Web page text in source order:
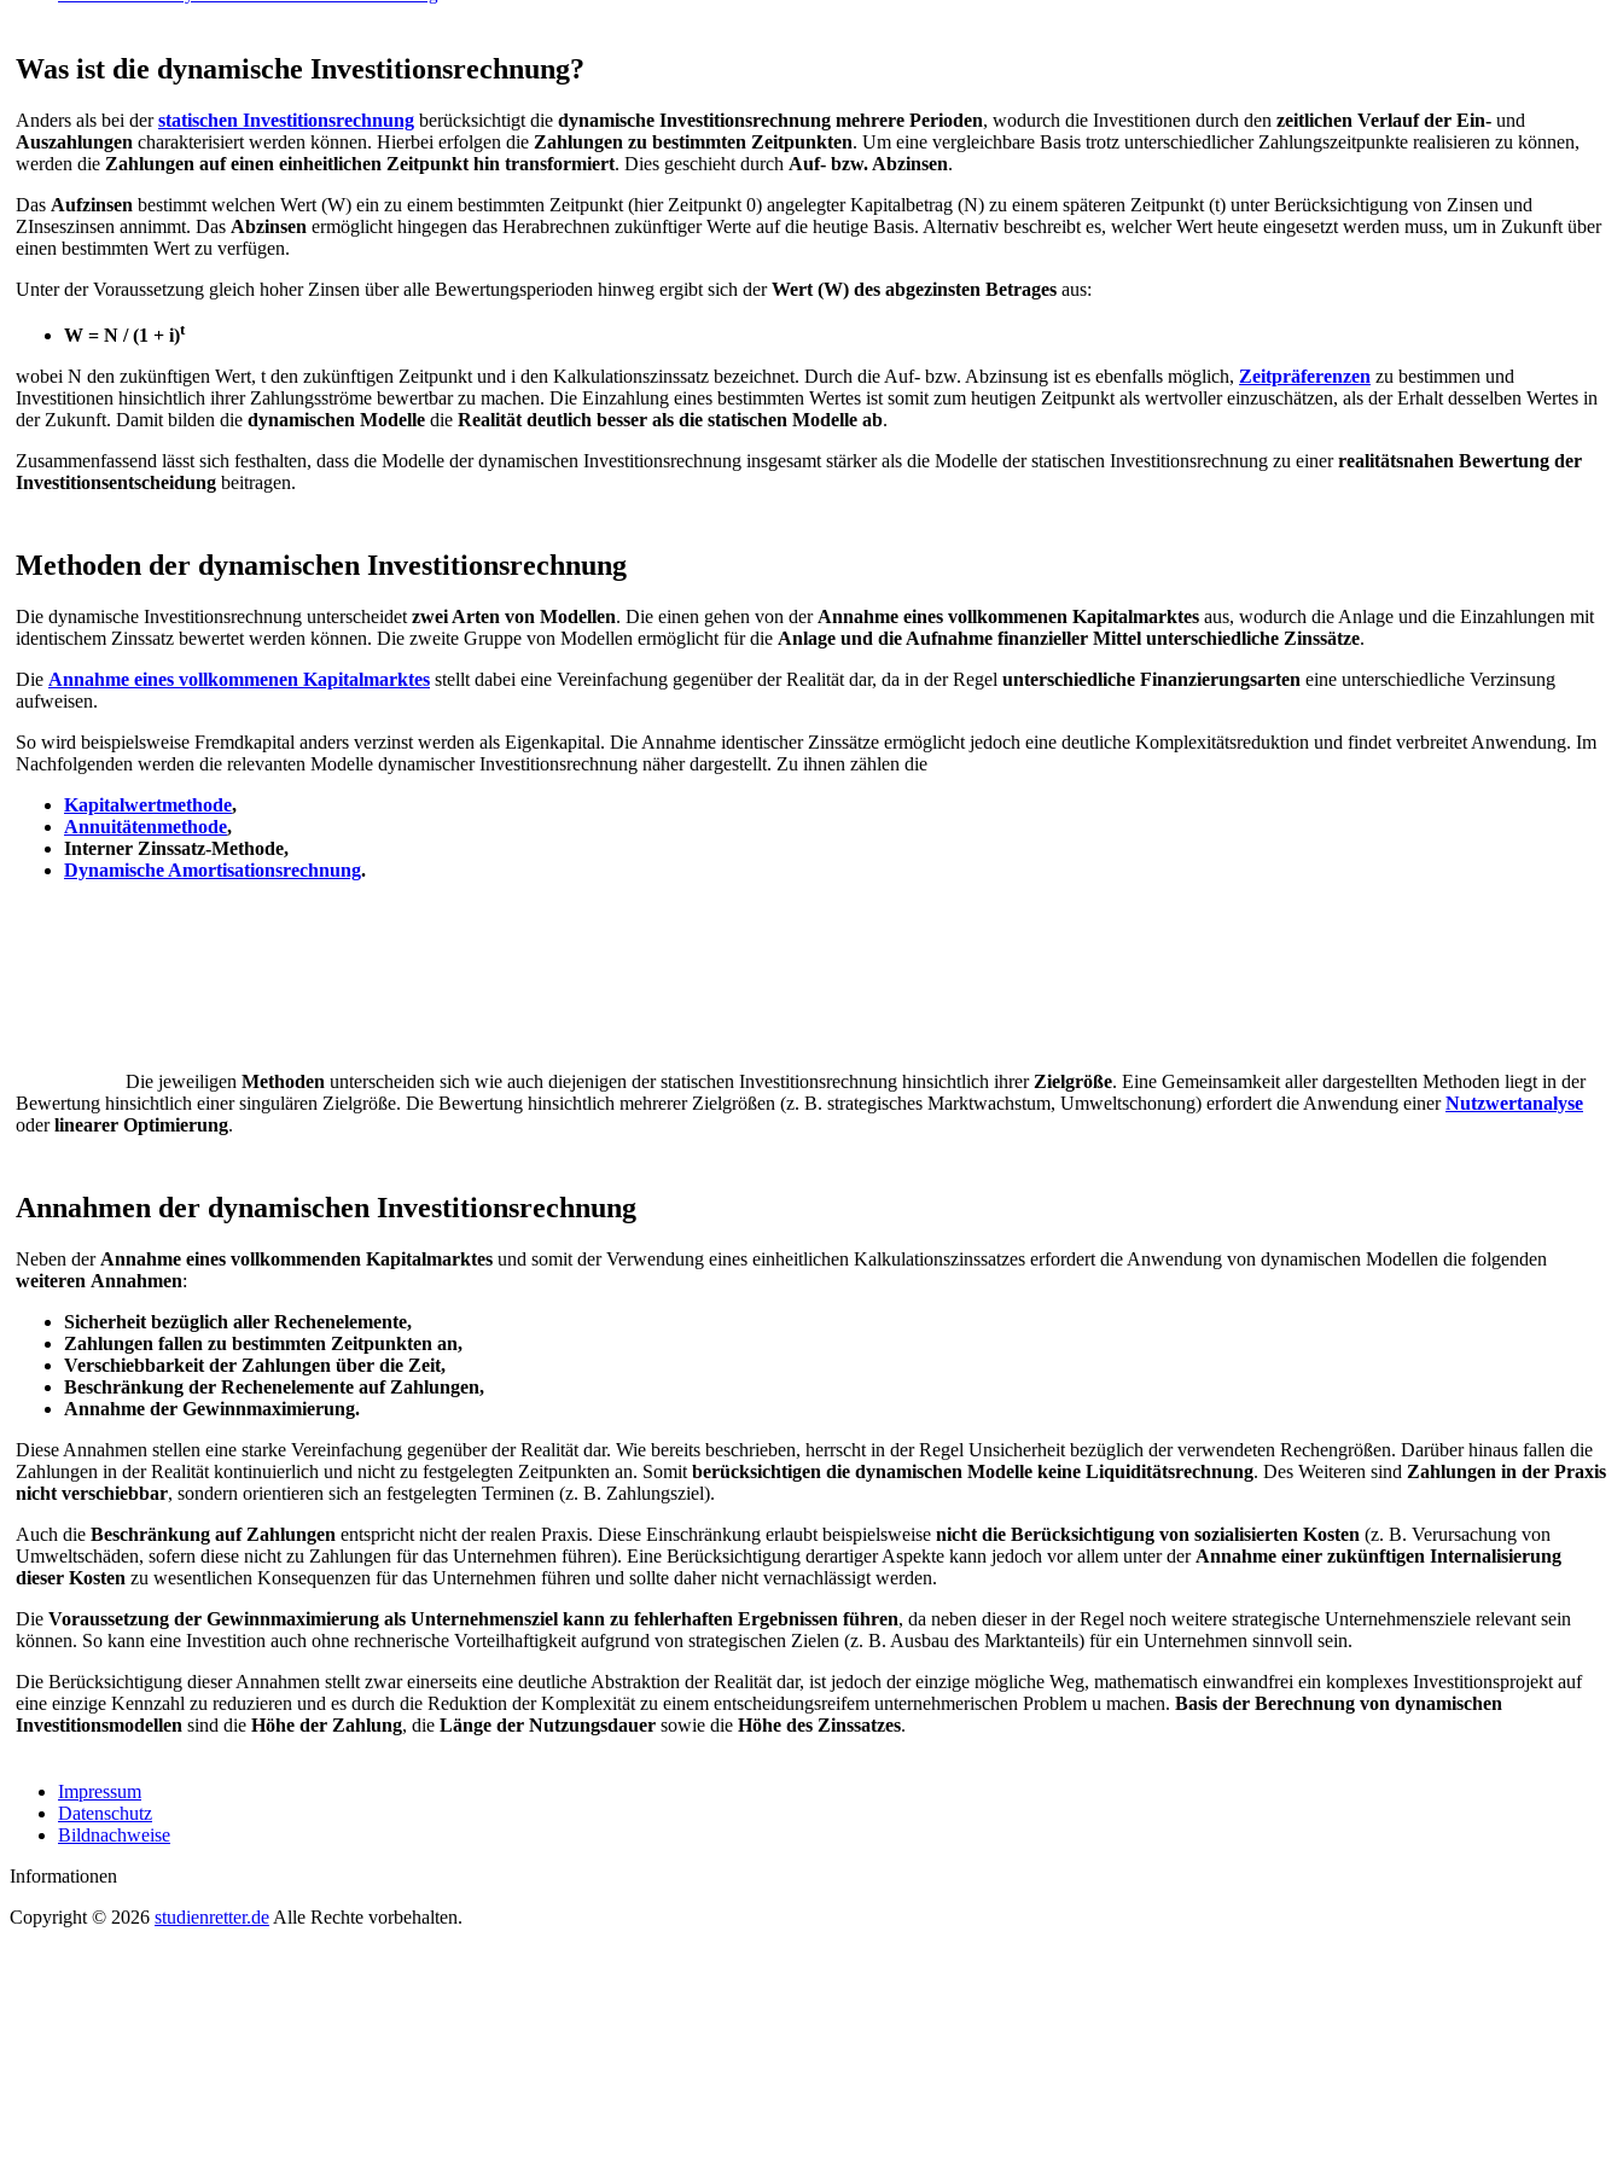
Was ist die dynamische Investitionsrechnung?
Anders als bei derstatischen Investitionsrechnung berücksichtigt die dynamische Investitionsrechnung mehrere Perioden, wodurch die Investitionen durch den zeitlichen Verlauf der Ein- und
Auszahlungen charakterisiert werden können. Hierbei erfolgen die Zahlungen zu bestimmten Zeitpunkten. Um eine vergleichbare Basis trotz unterschiedlicher Zahlungszeitpunkte realisieren zu können,
werden die Zahlungen auf einen einheitlichen Zeitpunkt hin transformiert. Dies geschieht durch Auf- bzw. Abzinsen.
Das Aufzinsen bestimmt welchen Wert (W) ein zu einem bestimmten Zeitpunkt (hier Zeitpunkt 0) angelegter Kapitalbetrag (N) zu einem späteren Zeitpunkt (t) unter Berücksichtigung von Zinsen und
ZInseszinsen annimmt. Das Abzinsen ermöglicht hingegen das Herabrechnen zukünftiger Werte auf die heutige Basis. Alternativ beschreibt es, welcher Wert heute eingesetzt werden muss, um in Zukunft über
einen bestimmten Wert zu verfügen.
Unter der Voraussetzung gleich hoher Zinsen über alle Bewertungsperioden hinweg ergibt sich derWert (W) des abgezinsten Betrages aus:
W = N / (1 + i)t
wobei N den zukünftigen Wert, t den zukünftigen Zeitpunkt und i den Kalkulationszinssatz bezeichnet. Durch die Auf- bzw. Abzinsung ist es ebenfalls möglich, Zeitpräferenzen zu bestimmen und
Investitionen hinsichtlich ihrer Zahlungsströme bewertbar zu machen. Die Einzahlung eines bestimmten Wertes ist somit zum heutigen Zeitpunkt als wertvoller einzuschätzen, als der Erhalt desselben Wertes in
der Zukunft. Damit bilden die dynamischen Modelle die Realität deutlich besser als die statischen Modelle ab.
Zusammenfassend lässt sich festhalten, dass die Modelle der dynamischen Investitionsrechnung insgesamt stärker als die Modelle der statischen Investitionsrechnung zu einerrealitätsnahen Bewertung der
Investitionsentscheidung beitragen.
Methoden der dynamischen Investitionsrechnung
Die dynamische Investitionsrechnung unterscheidet zwei Arten von Modellen. Die einen gehen von der Annahme eines vollkommenen Kapitalmarktes aus, wodurch die Anlage und die Einzahlungen mit
identischem Zinssatz bewertet werden können. Die zweite Gruppe von Modellen ermöglicht für die Anlage und die Aufnahme finanzieller Mittel unterschiedliche Zinssätze.
Die Annahme eines vollkommenen Kapitalmarktes stellt dabei eine Vereinfachung gegenüber der Realität dar, da in der Regel unterschiedliche Finanzierungsarten eine unterschiedliche Verzinsung
aufweisen.
So wird beispielsweise Fremdkapital anders verzinst werden als Eigenkapital. Die Annahme identischer Zinssätze ermöglicht jedoch eine deutliche Komplexitätsreduktion und findet verbreitet Anwendung. Im
Nachfolgenden werden die relevanten Modelle dynamischer Investitionsrechnung näher dargestellt. Zu ihnen zählen die
Kapitalwertmethode,
Annuitätenmethode,
Interner Zinssatz-Methode,
Dynamische Amortisationsrechnung.
Die jeweiligen Methoden unterscheiden sich wie auch diejenigen der statischen Investitionsrechnung hinsichtlich ihrer Zielgröße. Eine Gemeinsamkeit aller dargestellten Methoden liegt in der
Bewertung hinsichtlich einer singulären Zielgröße. Die Bewertung hinsichtlich mehrerer Zielgrößen (z. B. strategisches Marktwachstum, Umweltschonung) erfordert die Anwendung einerNutzwertanalyse
oderlinearer Optimierung.
Annahmen der dynamischen Investitionsrechnung
Neben der Annahme eines vollkommenden Kapitalmarktes und somit der Verwendung eines einheitlichen Kalkulationszinssatzes erfordert die Anwendung von dynamischen Modellen die folgenden
weiteren Annahmen:
Sicherheit bezüglich aller Rechenelemente,
Zahlungen fallen zu bestimmten Zeitpunkten an,
Verschiebbarkeit der Zahlungen über die Zeit,
Beschränkung der Rechenelemente auf Zahlungen,
Annahme der Gewinnmaximierung.
Diese Annahmen stellen eine starke Vereinfachung gegenüber der Realität dar. Wie bereits beschrieben, herrscht in der Regel Unsicherheit bezüglich der verwendeten Rechengrößen. Darüber hinaus fallen die
Zahlungen in der Realität kontinuierlich und nicht zu festgelegten Zeitpunkten an. Somit berücksichtigen die dynamischen Modelle keine Liquiditätsrechnung. Des Weiteren sind Zahlungen in der Praxis
nicht verschiebbar, sondern orientieren sich an festgelegten Terminen (z. B. Zahlungsziel).
Auch die Beschränkung auf Zahlungen entspricht nicht der realen Praxis. Diese Einschränkung erlaubt beispielsweise nicht die Berücksichtigung von sozialisierten Kosten (z. B. Verursachung von
Umweltschäden, sofern diese nicht zu Zahlungen für das Unternehmen führen). Eine Berücksichtigung derartiger Aspekte kann jedoch vor allem unter der Annahme einer zukünftigen Internalisierung
dieser Kosten zu wesentlichen Konsequenzen für das Unternehmen führen und sollte daher nicht vernachlässigt werden.
Die Voraussetzung der Gewinnmaximierung als Unternehmensziel kann zu fehlerhaften Ergebnissen führen, da neben dieser in der Regel noch weitere strategische Unternehmensziele relevant sein
können. So kann eine Investition auch ohne rechnerische Vorteilhaftigkeit aufgrund von strategischen Zielen (z. B. Ausbau des Marktanteils) für ein Unternehmen sinnvoll sein.
Die Berücksichtigung dieser Annahmen stellt zwar einerseits eine deutliche Abstraktion der Realität dar, ist jedoch der einzige mögliche Weg, mathematisch einwandfrei ein komplexes Investitionsprojekt auf
eine einzige Kennzahl zu reduzieren und es durch die Reduktion der Komplexität zu einem entscheidungsreifem unternehmerischen Problem u machen. Basis der Berechnung von dynamischen
Investitionsmodellen sind die Höhe der Zahlung, die Länge der Nutzungsdauer sowie die Höhe des Zinssatzes.
Impressum
Datenschutz
Bildnachweise
Informationen
Copyright © 2026 studienretter.de Alle Rechte vorbehalten.